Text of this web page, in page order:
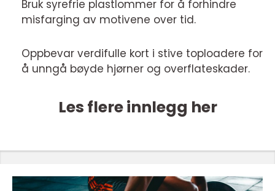
Bruk syrefrie plastlommer for å forhindre
misfarging av motivene over tid.
Oppbevar verdifulle kort i stive toploadere for
å unngå bøyde hjørner og overflateskader.
Les flere innlegg her